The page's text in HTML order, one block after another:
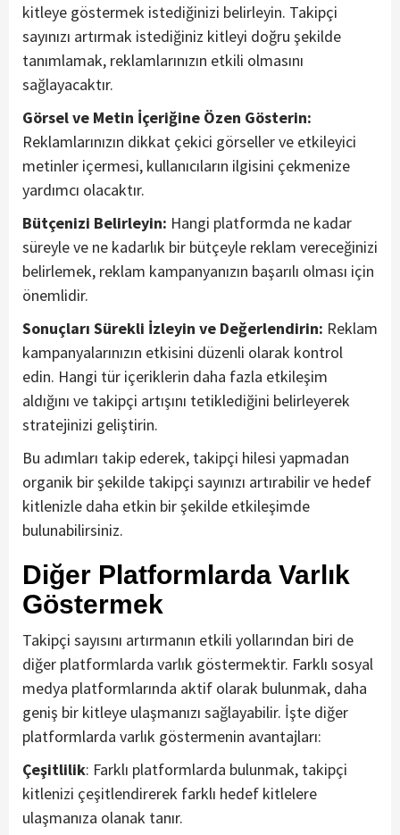
kitleye göstermek istediğinizi belirleyin. Takipçi
sayınızı artırmak istediğiniz kitleyi doğru şekilde
tanımlamak, reklamlarınızın etkili olmasını
sağlayacaktır.
Görsel ve Metin İçeriğine Özen Gösterin:
Reklamlarınızın dikkat çekici görseller ve etkileyici
metinler içermesi, kullanıcıların ilgisini çekmenize
yardımcı olacaktır.
Bütçenizi Belirleyin: Hangi platformda ne kadar
süreyle ve ne kadarlık bir bütçeyle reklam vereceğinizi
belirlemek, reklam kampanyanızın başarılı olması için
önemlidir.
Sonuçları Sürekli İzleyin ve Değerlendirin: Reklam
kampanyalarınızın etkisini düzenli olarak kontrol
edin. Hangi tür içeriklerin daha fazla etkileşim
aldığını ve takipçi artışını tetiklediğini belirleyerek
stratejinizi geliştirin.
Bu adımları takip ederek, takipçi hilesi yapmadan
organik bir şekilde takipçi sayınızı artırabilir ve hedef
kitlenizle daha etkin bir şekilde etkileşimde
bulunabilirsiniz.
Diğer Platformlarda Varlık
Göstermek
Takipçi sayısını artırmanın etkili yollarından biri de
diğer platformlarda varlık göstermektir. Farklı sosyal
medya platformlarında aktif olarak bulunmak, daha
geniş bir kitleye ulaşmanızı sağlayabilir. İşte diğer
platformlarda varlık göstermenin avantajları:
Çeşitlilik: Farklı platformlarda bulunmak, takipçi
kitlenizi çeşitlendirerek farklı hedef kitlelere
ulaşmanıza olanak tanır.